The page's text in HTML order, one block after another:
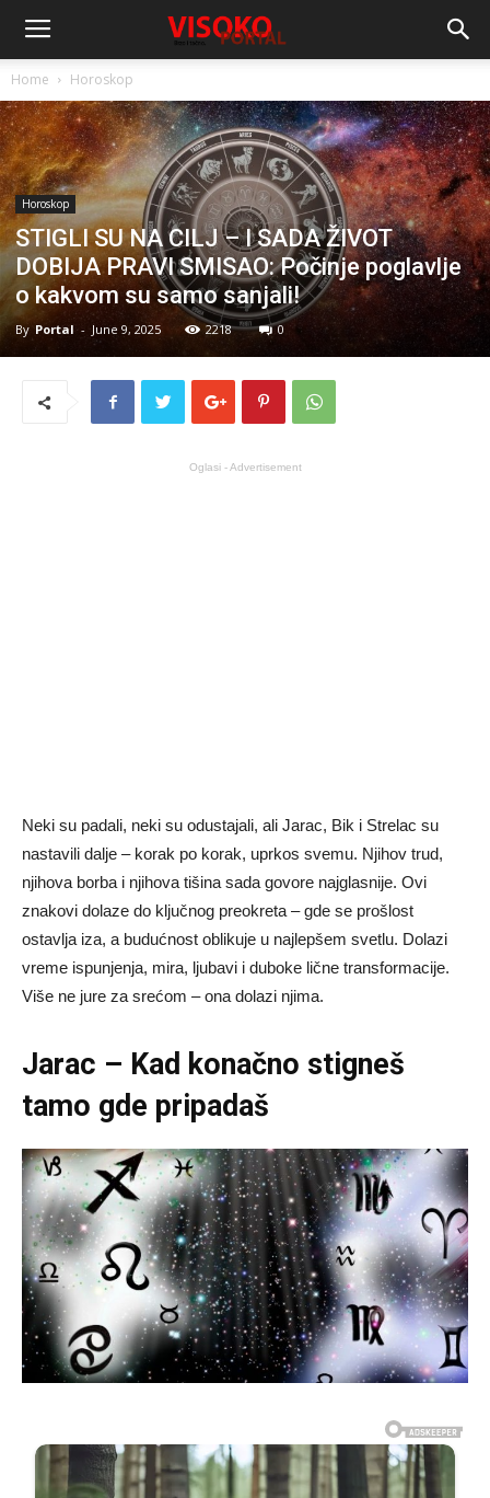
Home Horoskop
Horoskop
STIGLI SU NA CILJ – I SADA ŽIVOT
DOBIJA PRAVI SMISAO: Počinje poglavlje
o kakvom su samo sanjali!
By Portal - June 9, 2025 2218 0
Oglasi - Advertisement
Neki su padali, neki su odustajali, ali Jarac, Bik i Strelac su
nastavili dalje – korak po korak, uprkos svemu. Njihov trud,
njihova borba i njihova tišina sada govore najglasnije. Ovi
znakovi dolaze do ključnog preokreta – gde se prošlost
ostavlja iza, a budućnost oblikuje u najlepšem svetlu. Dolazi
vreme ispunjenja, mira, ljubavi i duboke lične transformacije.
Više ne jure za srećom – ona dolazi njima.
Jarac – Kad konačno stigneš
tamo gde pripadaš